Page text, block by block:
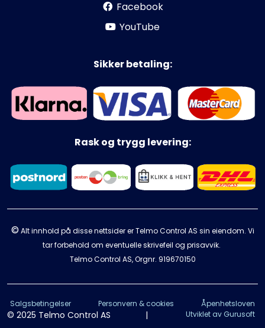
Facebook
YouTube
Sikker betaling:
Rask og trygg levering:
© Alt innhold på disse nettsider er Telmo Control AS sin eiendom. Vi
tar forbehold om eventuelle skrivefeil og prisavvik.
Telmo Control AS, Orgnr. 919670150
Salgsbetingelser Personvern & cookies Åpenhetsloven
© 2025 Telmo Control AS | Utviklet av Gurusoft